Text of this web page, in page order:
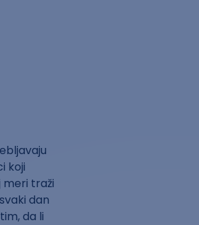
koji
meri traži
dan
da li